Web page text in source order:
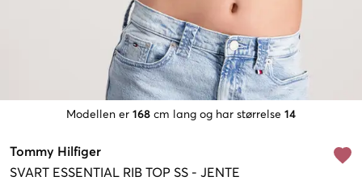
Modellen er 168 cm lang og har størrelse 14
Tommy Hilfiger
SVART ESSENTIAL RIB TOP SS - JENTE